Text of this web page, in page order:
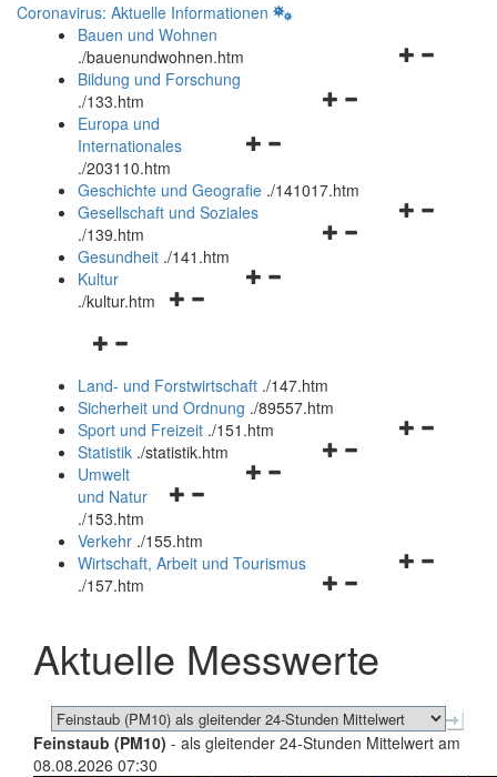
Coronavirus: Aktuelle Informationen
Bauen und Wohnen
./bauenundwohnen.htm
Navigationsmenü
Bildung und Forschung
./133.htm
Navigationsmenü
und
schließen
Europa und
Internationales
./203110.htm
Geschichte und Geografie ./141017.htm
Navigationsmenü
Gesellschaft und Soziales
./139.htm
Navigationsmenü
Gesundheit ./141.htm
Navigationsmenü
Kultur
./kultur.htm
Navigationsmenü
und
schließen
Land- und Forstwirtschaft ./147.htm
Sicherheit und Ordnung ./89557.htm
Navigationsmenü
Sport und Freizeit ./151.htm
Navigationsmenü
Statistik ./statistik.htm
Navigationsmenü
und
schließen
Umwelt
und Natur
./153.htm
Verkehr ./155.htm
Navigationsmenü
schließen
Wirtschaft, Arbeit und Tourismus
./157.htm
Aktuelle Messwerte
Feinstaub (PM10) - als gleitender 24-Stunden Mittelwert am
08.08.2026 07:30